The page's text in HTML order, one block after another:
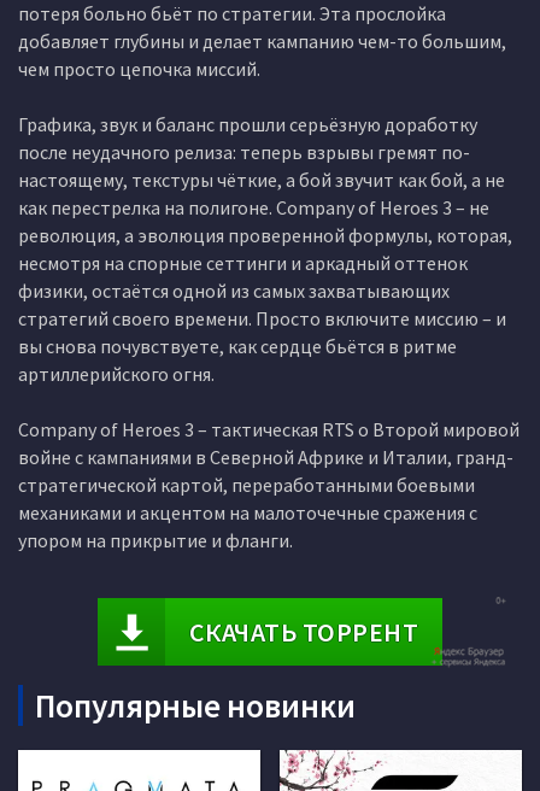
потеря больно бьёт по стратегии. Эта прослойка
добавляет глубины и делает кампанию чем-то большим,
чем просто цепочка миссий.
Графика, звук и баланс прошли серьёзную доработку
после неудачного релиза: теперь взрывы гремят по-
настоящему, текстуры чёткие, а бой звучит как бой, а не
как перестрелка на полигоне. Company of Heroes 3 – не
революция, а эволюция проверенной формулы, которая,
несмотря на спорные сеттинги и аркадный оттенок
физики, остаётся одной из самых захватывающих
стратегий своего времени. Просто включите миссию – и
вы снова почувствуете, как сердце бьётся в ритме
артиллерийского огня.
Company of Heroes 3 – тактическая RTS о Второй мировой
войне с кампаниями в Северной Африке и Италии, гранд-
стратегической картой, переработанными боевыми
механиками и акцентом на малоточечные сражения с
упором на прикрытие и фланги.
СКАЧАТЬ ТОРРЕНТ
Популярные новинки